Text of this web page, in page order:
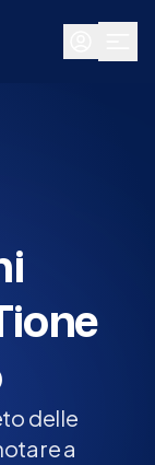
delle
a